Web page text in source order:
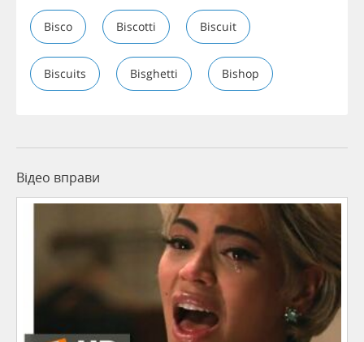
Bisco Biscotti Biscuit
Biscuits Bisghetti Bishop
Відео вправи